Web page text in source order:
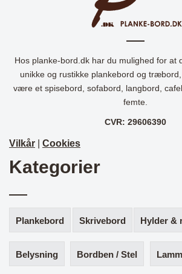
Hos planke-bord.dk har du mulighed for at
unikke og rustikke plankebord og
være et spisebord, sofabord, langbord,
femte.
CVR: 29606390
Vilkår Cookies
Kategorier
Plankebord Skrivebord Hylder &
Belysning Bordben / Stel